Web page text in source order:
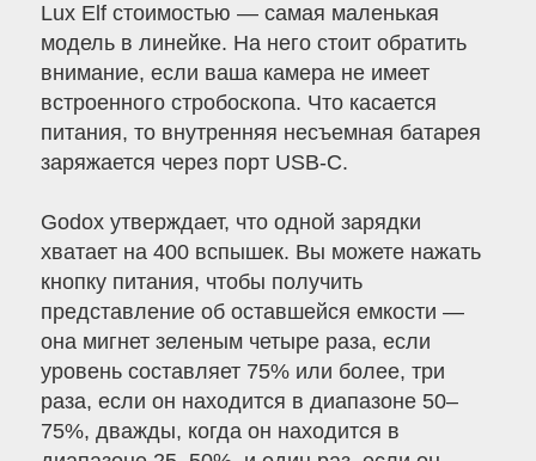
Lux Elf стоимостью — самая маленькая
модель в линейке. На него стоит обратить
внимание, если ваша камера не имеет
встроенного стробоскопа. Что касается
питания, то внутренняя несъемная батарея
заряжается через порт USB-C.
Godox утверждает, что одной зарядки
хватает на 400 вспышек. Вы можете нажать
кнопку питания, чтобы получить
представление об оставшейся емкости —
она мигнет зеленым четыре раза, если
уровень составляет 75% или более, три
раза, если он находится в диапазоне 50–
75%, дважды, когда он находится в